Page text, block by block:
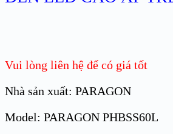
Vui lòng liên hệ để có giá tốt
Nhà sản xuất: PARAGON
Model: PARAGON PHBSS60L